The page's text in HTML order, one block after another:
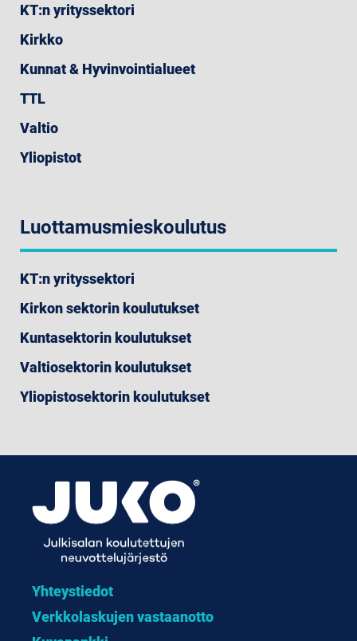
KT:n yrityssektori
Kirkko
Kunnat & Hyvinvointialueet
TTL
Valtio
Yliopistot
Luottamusmieskoulutus
KT:n yrityssektori
Kirkon sektorin koulutukset
Kuntasektorin koulutukset
Valtiosektorin koulutukset
Yliopistosektorin koulutukset
Yhteystiedot
Verkkolaskujen vastaanotto